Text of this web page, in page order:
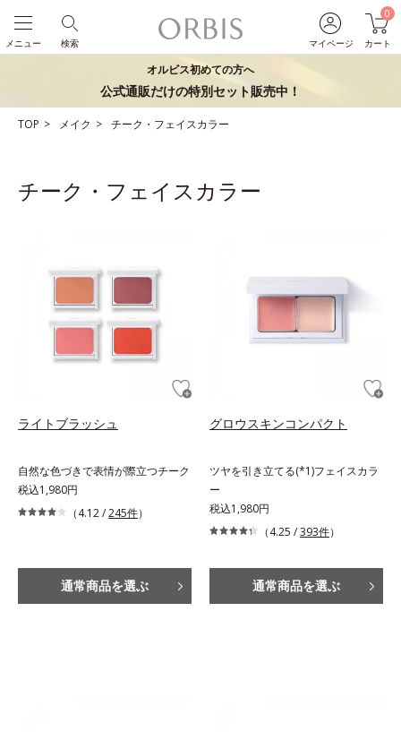
マイページ
0
カート
検索
メニュー
オルビス初めての方へ
公式通販だけの特別セット販売中！
TOP メイク チーク・フェイスカラー
チーク・フェイスカラー
ライトブラッシュ
自然な色づきで表情が際立つチーク
税込1,980円
（4.12 /245件）
通常商品を選ぶ
グロウスキンコンパクト
ツヤを引き立てる(*1)フェイスカラ
ー
税込1,980円
（4.25 /393件）
通常商品を選ぶ